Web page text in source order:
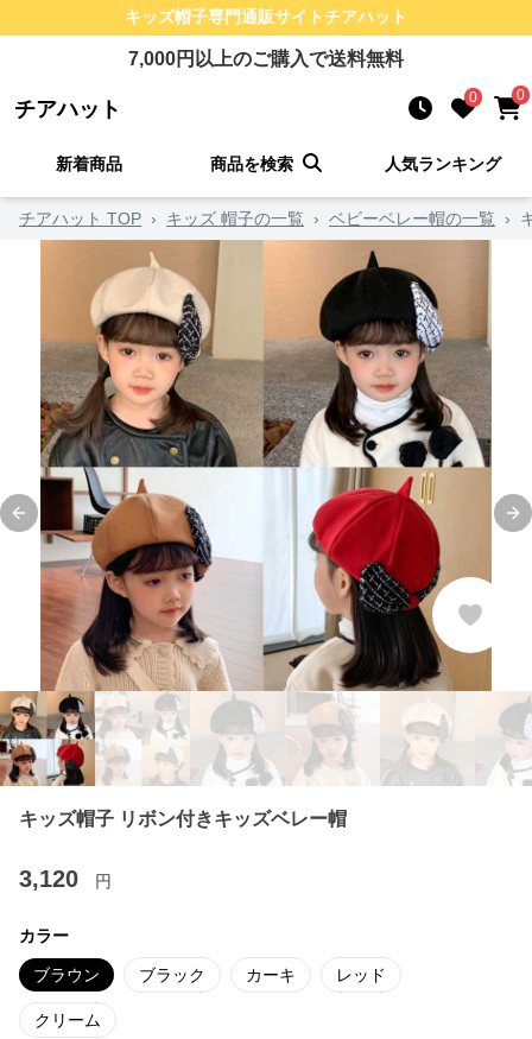
キッズ帽子専門通販サイトチアハット
7,000円以上のご購入で送料無料
チアハット 0 0
新着商品 商品を検索 人気ランキング
チアハット TOP › キッズ 帽子の一覧 › ベビーベレー帽の一覧 ›
Previous slide
キッズ帽子 リボン付きキッズベレー帽
3,120 円
カラー
ブラウン ブラック カーキ レッド
クリーム